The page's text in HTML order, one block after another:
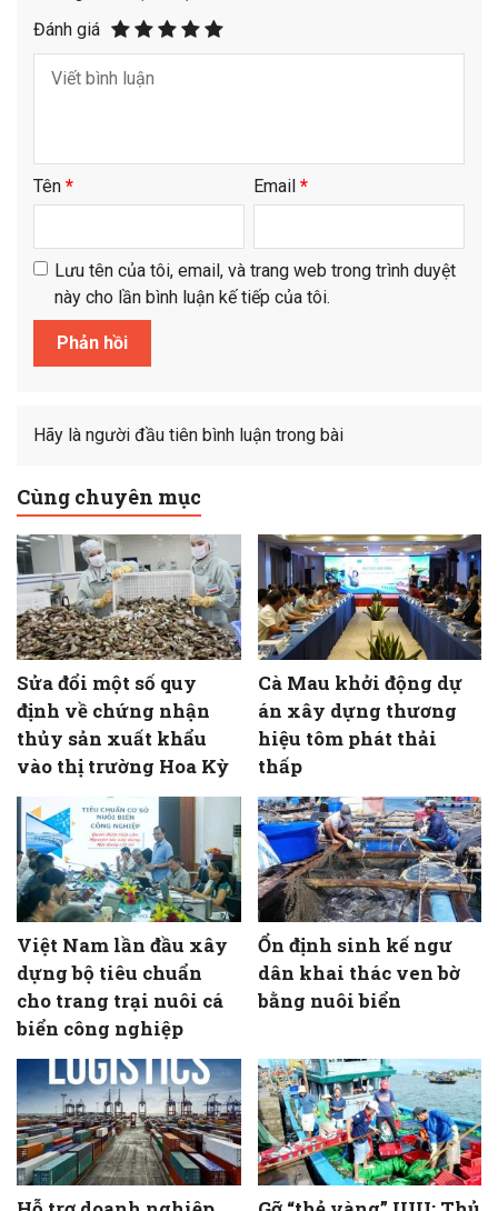
Đánh giá
Tên * Email *
Lưu tên của tôi, email, và trang web trong trình duyệt
này cho lần bình luận kế tiếp của tôi.
Hãy là người đầu tiên bình luận trong bài
Cùng chuyên mục
Sửa đổi một số quy
định về chứng nhận
thủy sản xuất khẩu
vào thị trường Hoa Kỳ
Cà Mau khởi động dự
án xây dựng thương
hiệu tôm phát thải
thấp
Việt Nam lần đầu xây
dựng bộ tiêu chuẩn
cho trang trại nuôi cá
biển công nghiệp
Ổn định sinh kế ngư
dân khai thác ven bờ
bằng nuôi biển